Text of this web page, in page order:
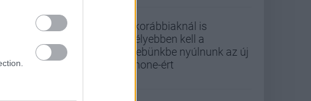
A korábbiaknál is
mélyebben kell a
zsebünkbe nyúlnunk az új
iPhone-ért